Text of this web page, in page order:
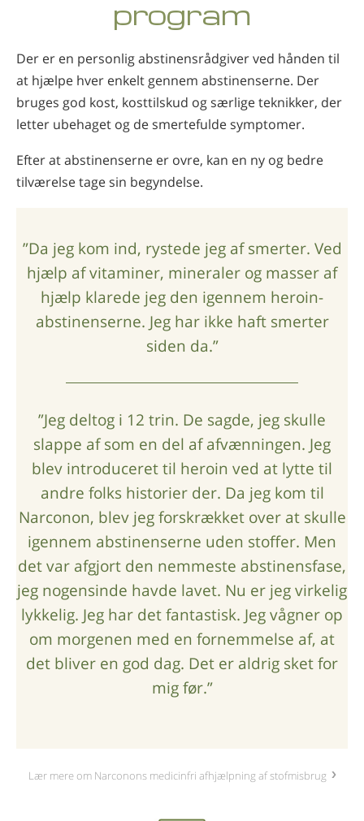
Russisk
Svensk
Kinesisk
Arabisk
Kroatisk
Tyrkisk
Alle sprog
program
Der er en personlig abstinensrådgiver ved hånden til
at hjælpe hver enkelt gennem abstinenserne. Der
bruges god kost, kosttilskud og særlige teknikker, der
letter ubehaget og de smertefulde symptomer.
Efter at abstinenserne er ovre, kan en ny og bedre
tilværelse tage sin begyndelse.
”Da jeg kom ind, rystede jeg af smerter. Ved
hjælp af vitaminer, mineraler og masser af
hjælp klarede jeg den igennem heroin-
abstinenserne. Jeg har ikke haft smerter
siden da.”
”Jeg deltog i 12 trin. De sagde, jeg skulle
slappe af som en del af afvænningen. Jeg
blev introduceret til heroin ved at lytte til
andre folks historier der. Da jeg kom til
Narconon, blev jeg forskrækket over at skulle
igennem abstinenserne uden stoffer. Men
det var afgjort den nemmeste abstinensfase,
jeg nogensinde havde lavet. Nu er jeg virkelig
lykkelig. Jeg har det fantastisk. Jeg vågner op
om morgenen med en fornemmelse af, at
det bliver en god dag. Det er aldrig sket for
mig før.”
Lær mere om Narconons medicinfri afhjælpning af stofmisbrug